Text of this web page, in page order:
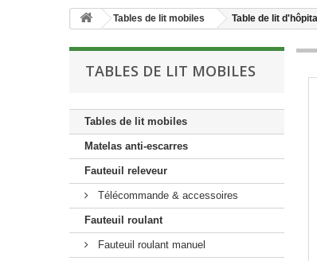
Tables de lit mobiles Table de lit
TABLES DE LIT MOBILES
Tables de lit mobiles
Matelas anti-escarres
Fauteuil releveur
Télécommande & accessoires
Fauteuil roulant
Fauteuil roulant manuel